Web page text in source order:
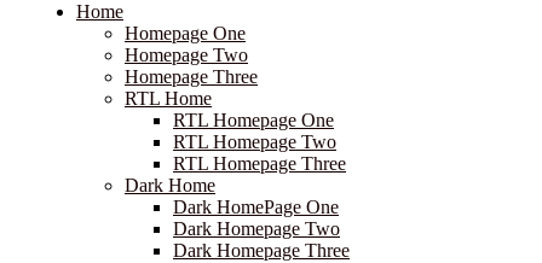
Home
Homepage One
Homepage Two
Homepage Three
RTL Home
RTL Homepage One
RTL Homepage Two
RTL Homepage Three
Dark Home
Dark HomePage One
Dark Homepage Two
Dark Homepage Three